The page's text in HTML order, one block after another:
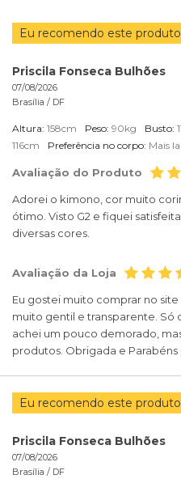
Eu recomendo este produto
Priscila Fonseca Bulhões
07/08/2026
Brasília / DF
Altura: 158cm Peso: 90kg Busto:
116cm
Preferência no corpo: Mais
Avaliação do Produto
Adorei o kimono, cor muito
ótimo. Visto G2 e fiquei
diversas cores.
Avaliação da Loja
Eu gostei muito comprar no
muito gentil e transparente. Só
achei um pouco demorado,
produtos. Obrigada e
Eu recomendo este produto
Priscila Fonseca Bulhões
07/08/2026
Brasília / DF